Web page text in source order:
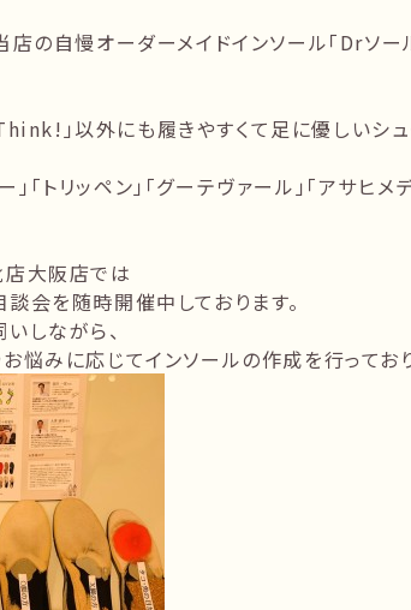
店の自慢オーダーメイドインソール「Drソー
」以外にも履きやすくて足に優しいシ
「トリッペン」「グーテヴァール」「アサヒメ
大阪店では
会を随時開催中しております。
しながら、
悩みに応じてインソールの作成を行っており